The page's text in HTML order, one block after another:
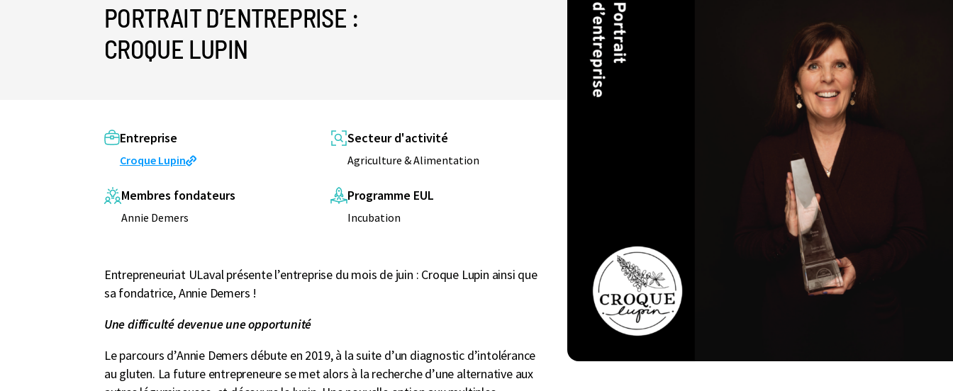
PORTRAIT D’ENTREPRISE :
CROQUE LUPIN
Entreprise
Croque Lupin
Secteur d'activité
Agriculture & Alimentation
Membres fondateurs
Annie Demers
Programme EUL
Incubation
Entrepreneuriat ULaval présente l’entreprise du mois de juin : Croque Lupin ainsi que
sa fondatrice, Annie Demers !
Une difficulté devenue une opportunité
Le parcours d’Annie Demers débute en 2019, à la suite d’un diagnostic d’intolérance
au gluten. La future entrepreneure se met alors à la recherche d’une alternative aux